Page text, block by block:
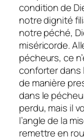
condition de
notre dignité
notre péché,
miséricorde.
pécheurs, ce
conforter dans
de manière
dans le
perdu, mais il
l’angle de la
remettre en